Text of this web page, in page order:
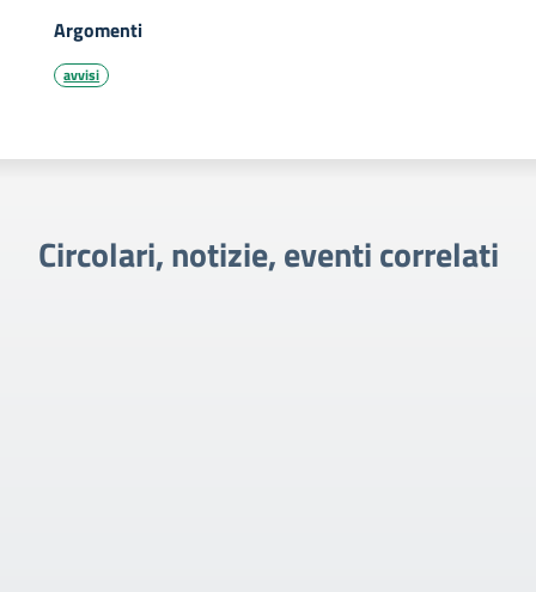
Argomenti
avvisi
Circolari, notizie, eventi correlati